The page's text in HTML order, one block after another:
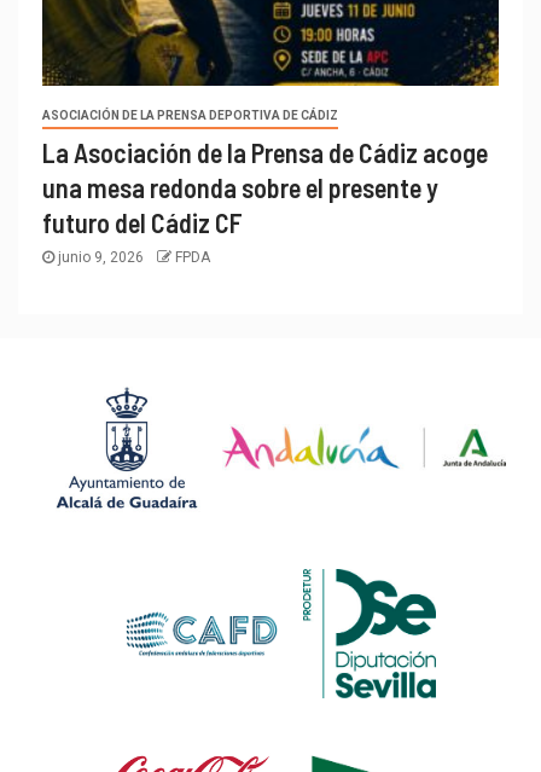
ASOCIACIÓN DE LA PRENSA DEPORTIVA DE CÁDIZ
La Asociación de la Prensa de Cádiz acoge
una mesa redonda sobre el presente y
futuro del Cádiz CF
junio 9, 2026 FPDA